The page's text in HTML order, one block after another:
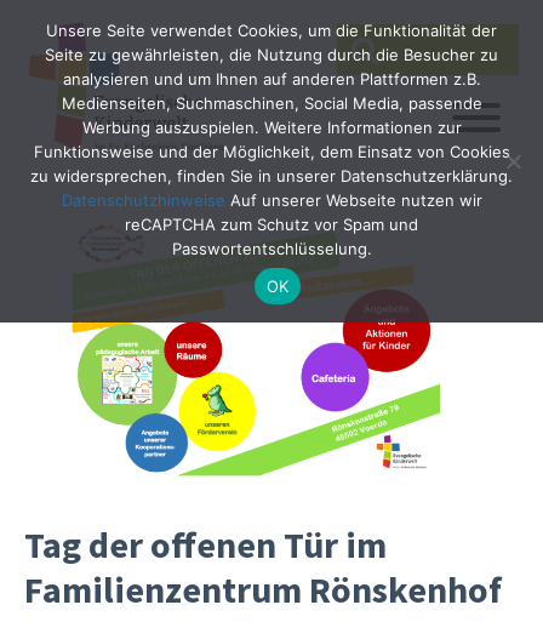
Search
for:
SEARCH
Tag der offenen Tür im
Familienzentrum Rönskenhof
Unsere Seite verwendet Cookies, um die Funktionalität der
Seite zu gewährleisten, die Nutzung durch die Besucher zu
analysieren und um Ihnen auf anderen Plattformen z.B.
Medienseiten, Suchmaschinen, Social Media, passende
Werbung auszuspielen. Weitere Informationen zur
Funktionsweise und der Möglichkeit, dem Einsatz von Cookies
zu widersprechen, finden Sie in unserer Datenschutzerklärung.
Datenschutzhinweise Auf unserer Webseite nutzen wir
reCAPTCHA zum Schutz vor Spam und
Passwortentschlüsselung.
OK